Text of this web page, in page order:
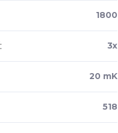
1800
: 3x
20 mK
518